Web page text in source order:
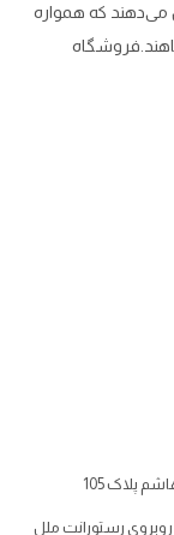
که همواره
پلاک 105
روبروی رستورانت ملل